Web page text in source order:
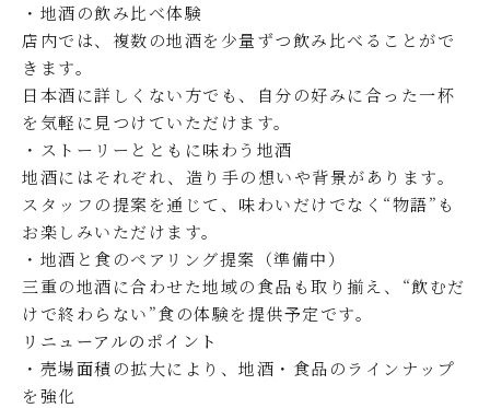
・地酒の飲み比べ体験
店内では、複数の地酒を少量ずつ飲み比べることがで
きます。
日本酒に詳しくない方でも、自分の好みに合った一杯
を気軽に見つけていただけます。
・ストーリーとともに味わう地酒
地酒にはそれぞれ、造り手の想いや背景があります。
スタッフの提案を通じて、味わいだけでなく“物語”も
お楽しみいただけます。
・地酒と食のペアリング提案（準備中）
三重の地酒に合わせた地域の食品も取り揃え、“飲むだ
けで終わらない”食の体験を提供予定です。
リニューアルのポイント
・売場面積の拡大により、地酒・食品のラインナップ
を強化